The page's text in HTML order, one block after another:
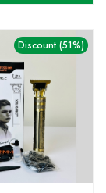
Discount (51%)